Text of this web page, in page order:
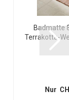
Badmatte
Terrakotta-
Nur